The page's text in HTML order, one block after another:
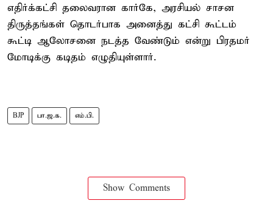
எதிர்க்கட்சி தலைவரான கார்கே, அரசியல் சாசன
திருத்தங்கள் தொடர்பாக அனைத்து கட்சி கூட்டம்
கூட்டி ஆலோசனை நடத்த வேண்டும் என்று பிரதமர்
மோடிக்கு கடிதம் எழுதியுள்ளார்.
BJP பா.ஜ.க. எம்.பி.
Show Comments